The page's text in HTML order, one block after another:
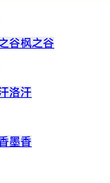
枫之谷
洛汗
墨香